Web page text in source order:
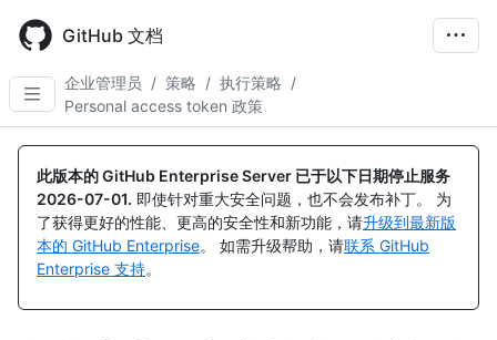
main
content
GitHub 文档
企业管理员 / 策略 / 执行策略 /
Personal access token 政策
此版本的 GitHub Enterprise Server 已于以下日期停止服务
2026-07-01. 即使针对重大安全问题，也不会发布补丁。 为
了获得更好的性能、更高的安全性和新功能，请升级到最新版
本的 GitHub Enterprise。 如需升级帮助，请联系 GitHub
Enterprise 支持。